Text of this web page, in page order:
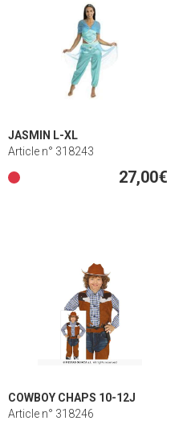
JASMIN L-XL
Article n° 318243
27,00€
COWBOY CHAPS 10-12J
Article n° 318246